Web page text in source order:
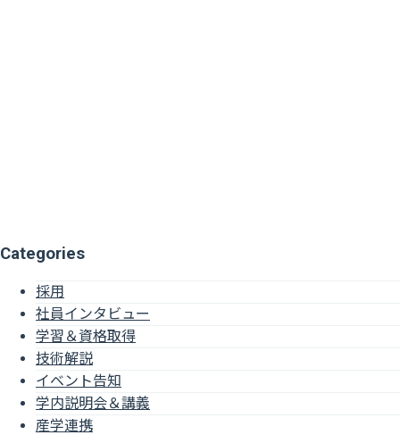
Categories
採用
社員インタビュー
学習＆資格取得
技術解説
イベント告知
学内説明会＆講義
産学連携